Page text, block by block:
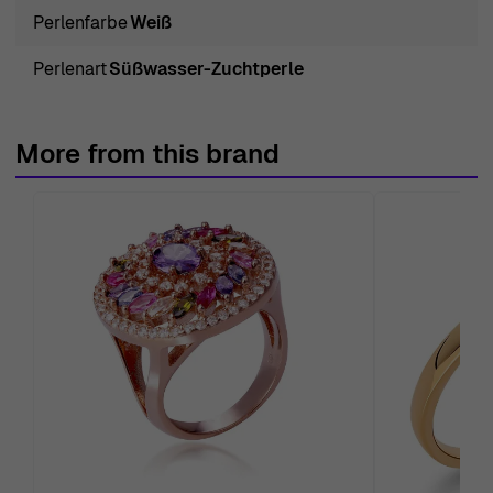
verkörpert. Hergestellt aus hochwertigem 925
rosafarbenen Schimmer, der seinen femininen Charme
befindet sich eine runde, kultivierte Süßwasserperle, die
mit ihrer schlichten weißen Farbe das Licht auf elegante
0,8 cm und ist sicher eingelassen, was den Ring zu
einem anspruchsvollen Blickfang macht. Perfekt
gestaltet für Frauen, die subtile Schönheit schätzen, hat
der Ring die Größe 50, was ihn zu einem idealen
Geschenk für sich selbst oder eine geliebte Person
macht. Die Schlichtheit seiner Form und die harmonische
Verbindung von Sterlingsilber und Perle machen ihn
sowohl für den Alltag als auch für besondere Anlässe
PerlenfarbeWeiß
PerlenartSüßwasser-Zuchtperle
More from this brand